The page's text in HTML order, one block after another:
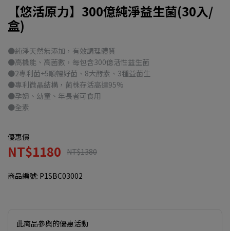
【悠活原力】300億純淨益生菌(30入/
盒)
●純淨天然無添加，有效調理體質
●高機能、高菌數，每包含300億活性益生菌
●2專利菌+5順暢好菌、8大酵素、3種益菌生
●專利微晶結構，菌株存活高達95%
●孕婦、幼童、年長者可食用
●全素
優惠價
NT$1180 NT$1380
商品編號: P1SBC03002
此商品參與的優惠活動